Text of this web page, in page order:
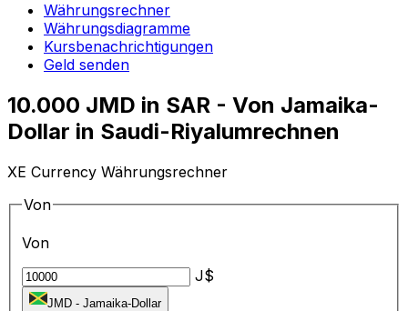
Währungsrechner
Währungsdiagramme
Kursbenachrichtigungen
Geld senden
10.000 JMD in SAR - Von Jamaika-
Dollar in Saudi-Riyalumrechnen
XE Currency Währungsrechner
Von
Von
J$
JMD - Jamaika-Dollar